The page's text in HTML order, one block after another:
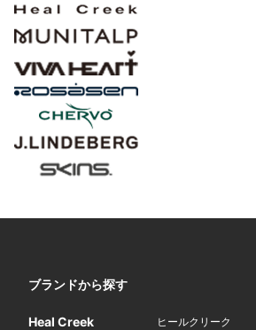
ブランドから探す
Heal Creek ヒールクリーク